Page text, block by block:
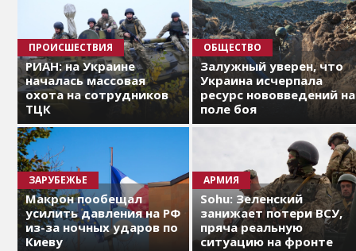
ПРОИСШЕСТВИЯ
РИАН: на Украине
началась массовая
охота на сотрудников
ТЦК
ОБЩЕСТВО
Залужный уверен, что
Украина исчерпала
ресурс нововведений на
поле боя
ЗАРУБЕЖЬЕ
Макрон пообещал
усилить давления на РФ
из-за ночных ударов по
Киеву
АРМИЯ
Sohu: Зеленский
занижает потери ВСУ,
пряча реальную
ситуацию на фронте